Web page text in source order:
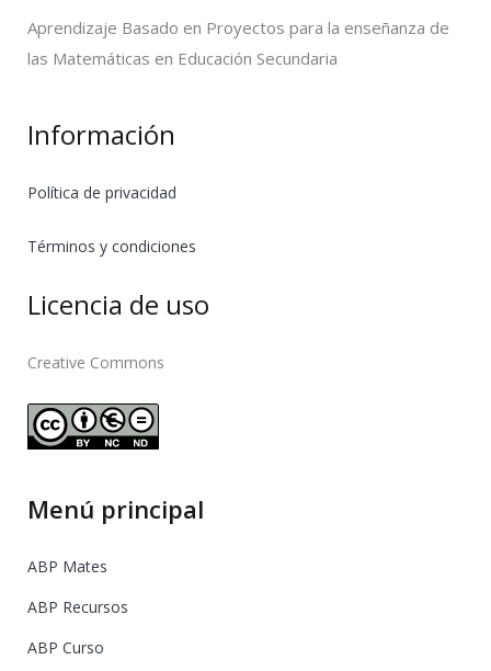
Aprendizaje Basado en Proyectos para la enseñanza de
las Matemáticas en Educación Secundaria
Información
Política de privacidad
Términos y condiciones
Licencia de uso
Creative Commons
Menú principal
ABP Mates
ABP Recursos
ABP Curso